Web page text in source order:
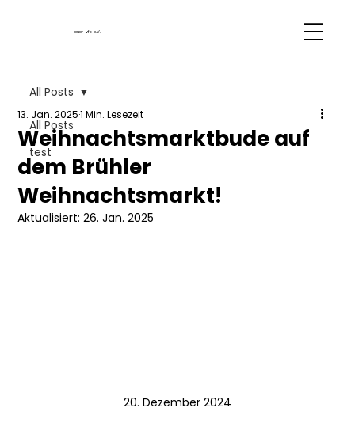
euer-vfk e.V.
All Posts
test
All Posts
Weihnachtsmarktbude auf
dem Brühler
Weihnachtsmarkt!
13. Jan. 20251 Min. Lesezeit
Aktualisiert:26. Jan. 2025
20. Dezember 2024